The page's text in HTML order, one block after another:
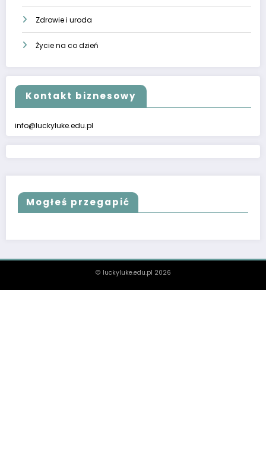
Zdrowie i uroda
Życie na co dzień
Kontakt biznesowy
info@luckyluke.edu.pl
Mogłeś przegapić
© luckyluke.edu.pl 2026